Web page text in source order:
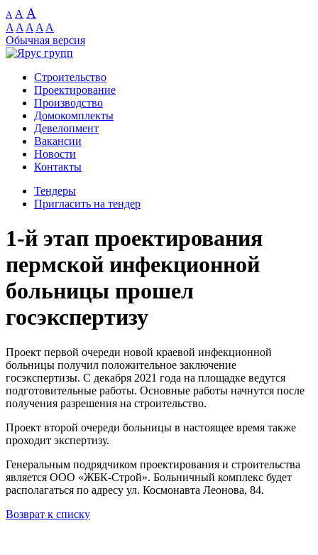
A A A
A A A A A
Обычная версия
Строительство
Проектирование
Производство
Домокомплекты
Девелопмент
Вакансии
Новости
Контакты
Тендеры
Пригласить на тендер
1-й этап проектирования
пермской инфекционной
больницы прошел
госэкспертизу
Проект первой очереди новой краевой инфекционной
больницы получил положительное заключение
госэкспертизы. С декабря 2021 года на площадке ведутся
подготовительные работы. Основные работы начнутся после
получения разрешения на строительство.
Проект второй очереди больницы в настоящее время также
проходит экспертизу.
Генеральным подрядчиком проектирования и строительства
является ООО «ЖБК-Строй». Больничный комплекс будет
располагаться по адресу ул. Космонавта Леонова, 84.
Возврат к списку